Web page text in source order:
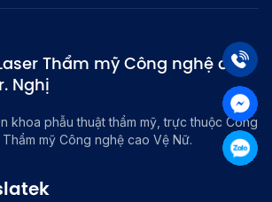
Thẩm mỹ Công nghệ cao
Nghị
khoa phẫu thuật thẩm mỹ, trực thuộc Công
mỹ Công nghệ cao Vệ Nữ.